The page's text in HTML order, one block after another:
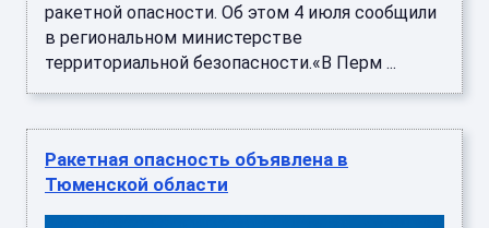
ракетной опасности. Об этом 4 июля сообщили
в региональном министерстве
территориальной безопасности.«В Перм ...
Ракетная опасность объявлена в
Тюменской области